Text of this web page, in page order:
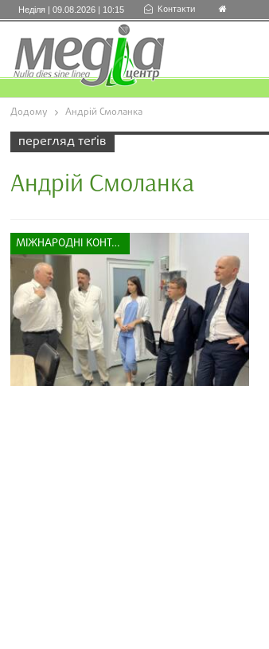
Неділя | 09.08.2026 | 10:15 Контакти
Додому Андрій Смоланка
перегляд теґів
Андрій Смоланка
МІЖНАРОДНІ КОНТАКТИ